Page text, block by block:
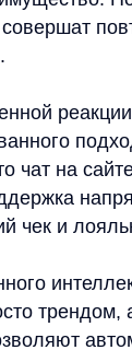
сайте,
напрямую
лояльность
и
а
суток и